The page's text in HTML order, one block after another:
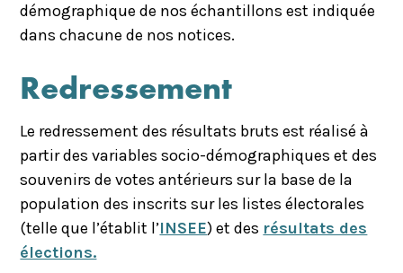
démographique de nos échantillons est indiquée
dans chacune de nos notices.
Redressement
Le redressement des résultats bruts est réalisé à
partir des variables socio-démographiques et des
souvenirs de votes antérieurs sur la base de la
population des inscrits sur les listes électorales
(telle que l’établit l’INSEE) et des résultats des
élections.